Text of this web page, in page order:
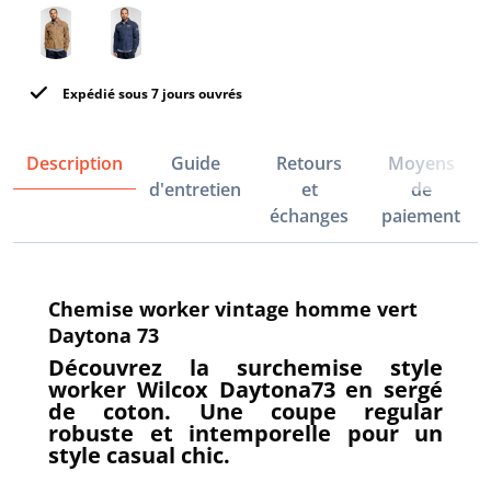
Expédié sous 7 jours ouvrés
Description
Guide
d'entretien
Retours
et
échanges
Moyens
de
paiement
Chemise worker vintage homme vert
Daytona 73
Découvrez la surchemise style
worker Wilcox Daytona73 en sergé
de coton. Une coupe regular
robuste et intemporelle pour un
style casual chic.